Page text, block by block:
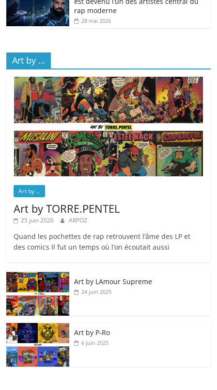
rap moderne
28 mai 2026
Art by …
Art by ...
Art by TORRE.PENTEL
25 juin 2026 ARPOZ
Quand les pochettes de rap retrouvent l’âme des LP et
des comics Il fut un temps où l’on écoutait aussi
Art by LAmour Supreme
24 juin 2025
Art by P‑Ro
6 juin 2025